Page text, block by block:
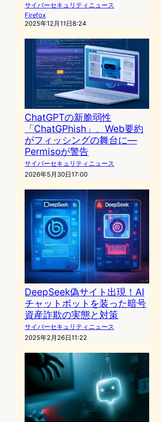
サイバーセキュリティニュース
Firefox
2025年12月11日8:24
ChatGPTの新脆弱性
「ChatGPhish」、Web要約
がフィッシングの舞台に—
Permisoが警告
サイバーセキュリティニュース
2026年5月30日17:00
DeepSeek偽サイト出現！AI
チャットボットを装った暗号
資産詐欺の実態と対策
サイバーセキュリティニュース
2025年2月26日11:22